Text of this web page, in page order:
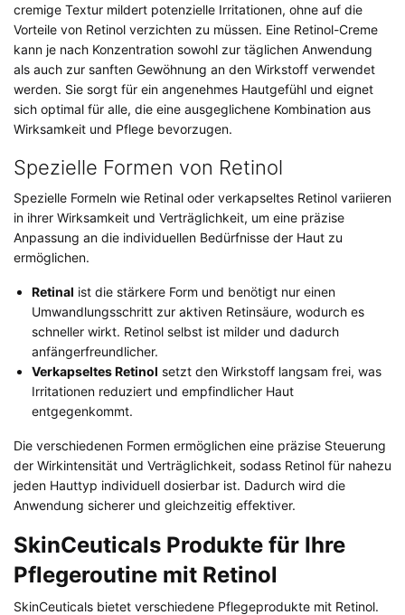
cremige Textur mildert potenzielle Irritationen, ohne auf die
Vorteile von Retinol verzichten zu müssen. Eine Retinol-Creme
kann je nach Konzentration sowohl zur täglichen Anwendung
als auch zur sanften Gewöhnung an den Wirkstoff verwendet
werden. Sie sorgt für ein angenehmes Hautgefühl und eignet
sich optimal für alle, die eine ausgeglichene Kombination aus
Wirksamkeit und Pflege bevorzugen.
Spezielle Formen von Retinol
Spezielle Formeln wie Retinal oder verkapseltes Retinol variieren
in ihrer Wirksamkeit und Verträglichkeit, um eine präzise
Anpassung an die individuellen Bedürfnisse der Haut zu
ermöglichen.
Retinal ist die stärkere Form und benötigt nur einen
Umwandlungsschritt zur aktiven Retinsäure, wodurch es
schneller wirkt. Retinol selbst ist milder und dadurch
anfängerfreundlicher.
Verkapseltes Retinol setzt den Wirkstoff langsam frei, was
Irritationen reduziert und empfindlicher Haut
entgegenkommt.
Die verschiedenen Formen ermöglichen eine präzise Steuerung
der Wirkintensität und Verträglichkeit, sodass Retinol für nahezu
jeden Hauttyp individuell dosierbar ist. Dadurch wird die
Anwendung sicherer und gleichzeitig effektiver.
SkinCeuticals Produkte für Ihre
Pflegeroutine mit Retinol
SkinCeuticals bietet verschiedene Pflegeprodukte mit Retinol.